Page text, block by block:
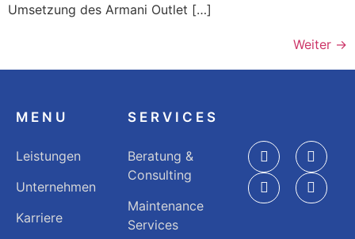
Umsetzung des Armani Outlet […]
Weiter →
MENU
Leistungen
Unternehmen
Karriere
SERVICES
Beratung &
Consulting
Maintenance
Services